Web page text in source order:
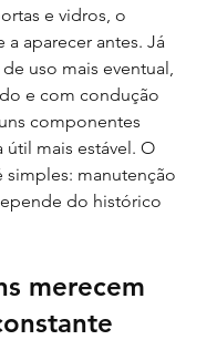
e vidros, o
a aparecer antes. Já
uso mais eventual,
e com condução
componentes
mais estável. O
simples: manutenção
do histórico
merecem